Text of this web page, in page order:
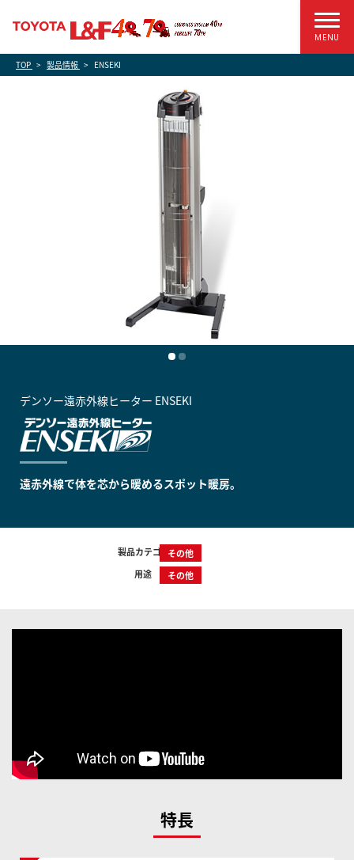
MENU
TOP 製品情報 ENSEKI
デンソー遠赤外線ヒーター ENSEKI
遠赤外線で体を芯から暖めるスポット暖房。
製品カテゴリーその他
用途
その他
特長